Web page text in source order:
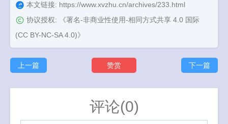
本文链接: https://www.xvzhu.cn/archives/233.html
协议授权:
《署名-非商业性使用-相同方式共享 4.0 国际
(CC BY-NC-SA 4.0)》
下一篇
上一篇 赞赏
评论(0)